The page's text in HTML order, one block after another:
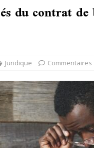
du contrat
Juridique